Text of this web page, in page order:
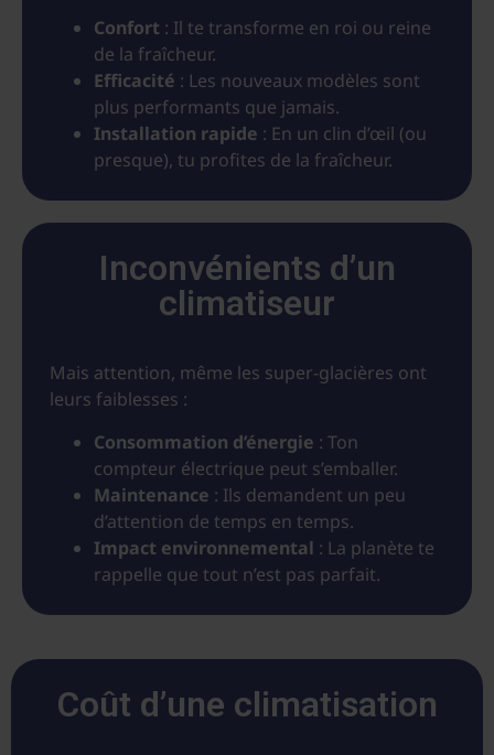
Confort : Il te transforme en roi ou reine
de la fraîcheur.
Efficacité : Les nouveaux modèles sont
plus performants que jamais.
Installation rapide : En un clin d’œil (ou
presque), tu profites de la fraîcheur.
Inconvénients d’un
climatiseur
Mais attention, même les super-glacières ont
leurs faiblesses :
Consommation d’énergie : Ton
compteur électrique peut s’emballer.
Maintenance : Ils demandent un peu
d’attention de temps en temps.
Impact environnemental : La planète te
rappelle que tout n’est pas parfait.
Coût d’une climatisation